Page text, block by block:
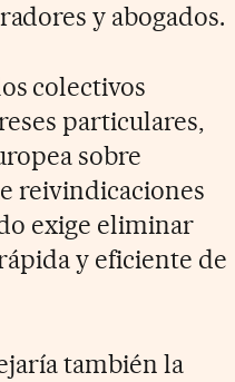
y abogados.
colectivos
particulares,
sobre
reivindicaciones
exige eliminar
y eficiente de
también la